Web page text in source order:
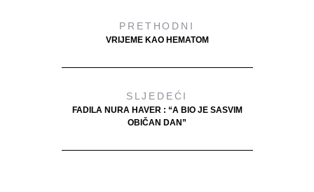
PRETHODNI
VRIJEME KAO HEMATOM
SLJEDEĆI
FADILA NURA HAVER : “A BIO JE SASVIM
OBIČAN DAN”